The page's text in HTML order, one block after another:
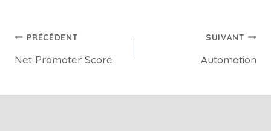
PRÉCÉDENT
Net Promoter Score
SUIVANT
Automation